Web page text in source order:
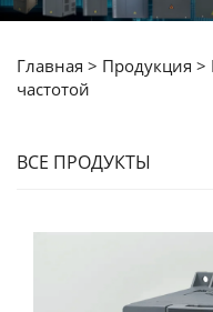
Главная > Продукция >
частотой
ВСЕ ПРОДУКТЫ